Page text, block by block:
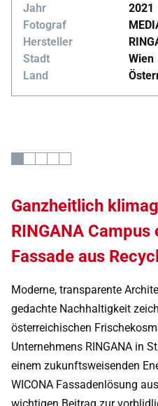
Jahr
2021
Fotograf
Hersteller
Stadt
Wien
Land
Ganzheitlich
RINGANA Campus
Fassade aus
Moderne, transparente
gedachte Nachhaltigkeit
österreichischen
Unternehmens RINGANA in
einem zukunftsweisenden
WICONA Fassadenlösung